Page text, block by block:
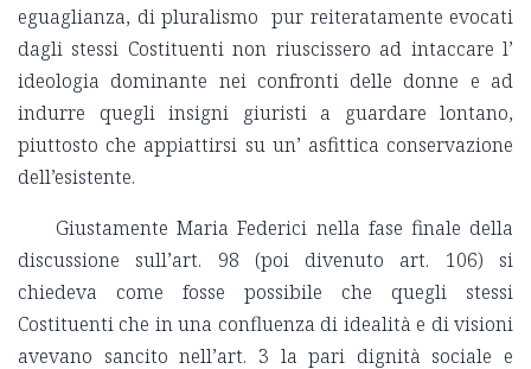
eguaglianza, di pluralismo pur reiteratamente evocati
dagli stessi Costituenti non riuscissero ad intaccare l’
ideologia dominante nei confronti delle donne e ad
indurre quegli insigni giuristi a guardare lontano,
piuttosto che appiattirsi su un’ asfittica conservazione
dell’esistente.
Giustamente Maria Federici nella fase finale della
discussione sull’art. 98 (poi divenuto art. 106) si
chiedeva come fosse possibile che quegli stessi
Costituenti che in una confluenza di idealità e di visioni
avevano sancito nell’art. 3 la pari dignità sociale e